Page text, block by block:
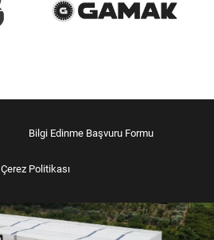
Bilgi Edinme Başvuru Formu
Çerez Politikası